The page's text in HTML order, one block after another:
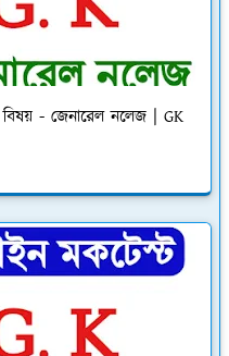
- জেনারেল নলেজ | GK